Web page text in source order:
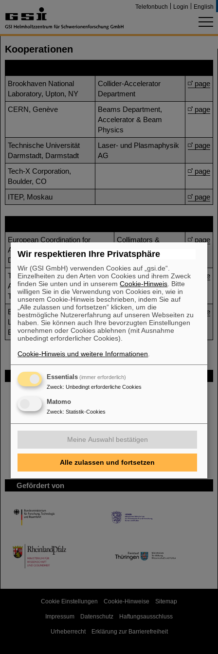
Telefonbuch Login English
FAIR
Erfahren Sie mehr.
Gefördert von
HMWK
TMWWDG
Kooperationen
Brookhaven National
Laboratory, Upton, NY
Collider-Accelerator
Department
page
CERN, Genève
Beams Department,
Accelerator & Beam
Physics
page
Technische Universität
Darmstadt, Darmstadt
Laser- und Plasmaphysik
AG
page
Tech-X Corporation,
Boulder, CO
page
ITEP, Moskau page
European Coordination for
Accelerator Research &
Development COLMAT
Collimators &
materials for higher
beam power
page
Test Infrastructure and
Accelerator Research Area
TIARA
Education & Training page
EURO-LABS – EUROpean
Laboratories for Accelerator
Based Sciences
Open, Diverse and
Inclusive Science
page
Cookie Einstellungen Cookie-Hinweise Sitemap
Impressum Datenschutz Haftungsausschluss
Urheberrecht Erklärung zur Barrierefreiheit
Wir respektieren Ihre Privatsphäre
Wir (GSI GmbH) verwenden Cookies auf „gsi.de“.
Einzelheiten zu den Arten von Cookies und ihrem Zweck
finden Sie unten und in unseremCookie-Hinweis . Bitte
willigen Sie in die Verwendung von Cookies ein, wie in
unserem Cookie-Hinweis beschrieben, indem Sie auf
„Alle zulassen und fortsetzen“ klicken, um die
bestmögliche Nutzererfahrung auf unseren Webseiten zu
haben. Sie können auch Ihre bevorzugten Einstellungen
vornehmen oder Cookies ablehnen (mit Ausnahme
unbedingt erforderlicher Cookies).
Cookie-Hinweis und weitere Informationen
Essentials (immer erforderlich)
Zweck: Unbedingt erforderliche Cookies
Matomo
Zweck: Statistik-Cookies
Meine Auswahl bestätigen
Alle zulassen und fortsetzen